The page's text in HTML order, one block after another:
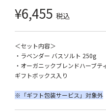
¥6,455 税込
＜セット内容＞
・ラベンダー バスソルト 250g
・オーガニックブレンドハーブテ
ギフトボックス入り
※「ギフト包装サービス」対象外